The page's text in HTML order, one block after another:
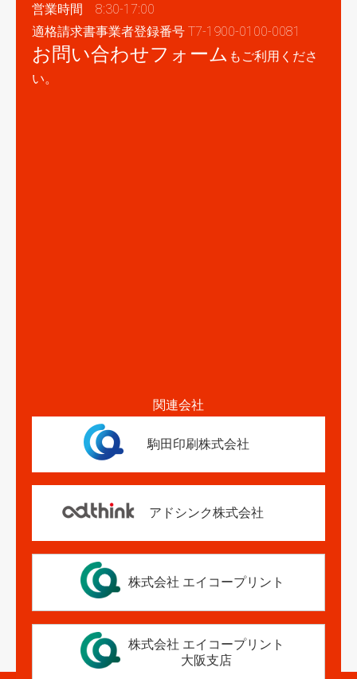
営業時間 8:30-17:00
適格請求書事業者登録番号 T7-1900-0100-0081
お問い合わせフォーム もご利用くださ
い。
関連会社
駒田印刷株式会社
アドシンク株式会社
株式会社 エイコープリント
株式会社 エイコープリント
大阪支店